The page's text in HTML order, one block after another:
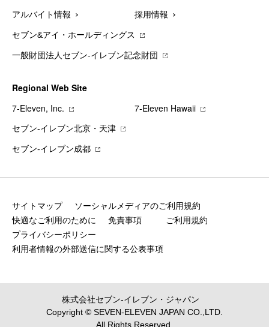
アルバイト情報 採用情報
セブン&アイ・ホールディングス
一般財団法人セブン-イレブン記念財団
Regional Web Site
7‐Eleven, Inc.
7‐Eleven Hawaii
セブン‐イレブン北京・天津
セブン‐イレブン成都
サイトマップ
ソーシャルメディアのご利用規約
快適なご利用のために
免責事項
ご利用規約
プライバシーポリシー
利用者情報の外部送信に関する公表事項
株式会社セブン‐イレブン・ジャパン
Copyright © SEVEN-ELEVEN JAPAN CO.,LTD.
All Rights Reserved.